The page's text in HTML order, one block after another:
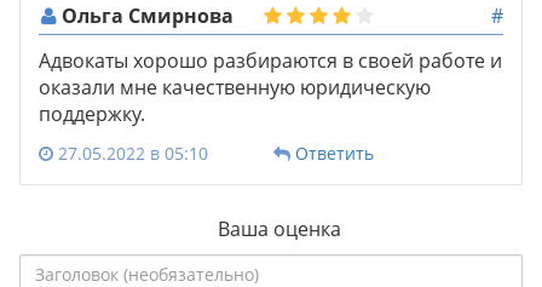
Ольга Смирнова
#
Адвокаты хорошо разбираются в своей работе и
оказали мне качественную юридическую
поддержку.
27.05.2022 в 05:10 Ответить
Ваша оценка